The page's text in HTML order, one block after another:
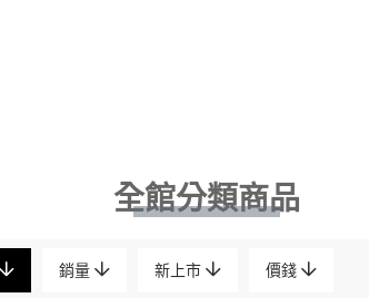
全館分類商品
銷量 新上市 價錢